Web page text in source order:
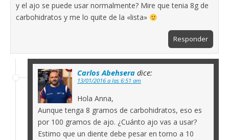
y el ajo se puede usar normalmente? Mire que tenia 8g de
carbohidratos y me lo quite de la «lista»
Responder
Carlos Abehsera dice:
13/01/2016 a las 6:51 am
Hola Anna,
Aunque tenga 8 gramos de carbohidratos, eso es
por 100 gramos de ajo. ¿Cuánto ajo vas a usar?
Estimo que un diente debe pesar en torno a 10